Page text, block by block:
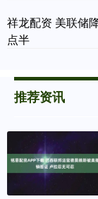
祥龙配资 美联储
点半
推荐资讯